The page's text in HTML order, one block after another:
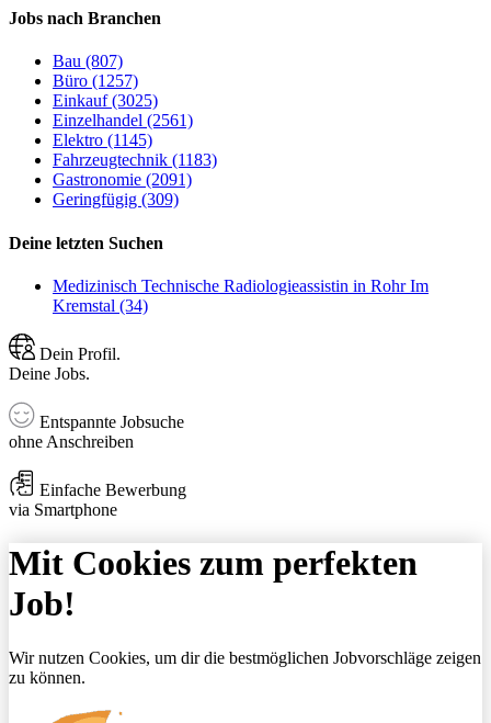
Jobs nach Branchen
Bau (807)
Büro (1257)
Einkauf (3025)
Einzelhandel (2561)
Elektro (1145)
Fahrzeugtechnik (1183)
Gastronomie (2091)
Geringfügig (309)
Deine letzten Suchen
Medizinisch Technische Radiologieassistin in Rohr Im
Kremstal (34)
Dein Profil.
Deine Jobs.
Entspannte Jobsuche
ohne Anschreiben
Einfache Bewerbung
via Smartphone
Mit Cookies zum perfekten
Job!
Wir nutzen Cookies, um dir die bestmöglichen Jobvorschläge zeigen
zu können.